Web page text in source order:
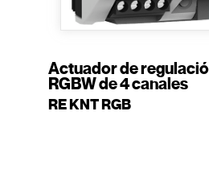
Actuador de
RGBW de 4 canales
RE KNT RGB